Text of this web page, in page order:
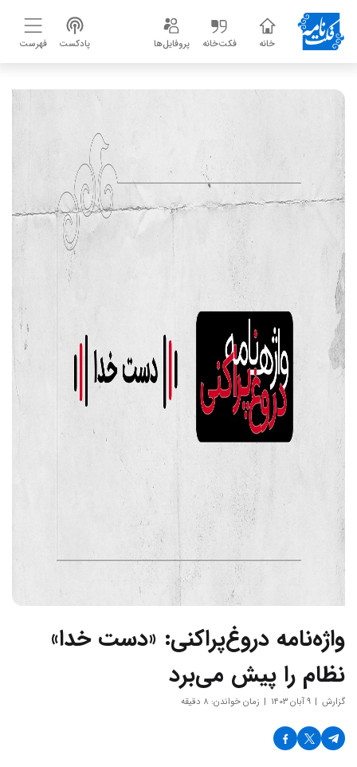
خانه فکت‌خانه پروفایل‌ها پادکست فهرست
واژه‌نامه دروغ‌پراکنی: «دست خدا»
نظام را پیش می‌برد
گزارش ۹ آبان ۱۴۰۳ زمان خواندن: ۸ دقیقه